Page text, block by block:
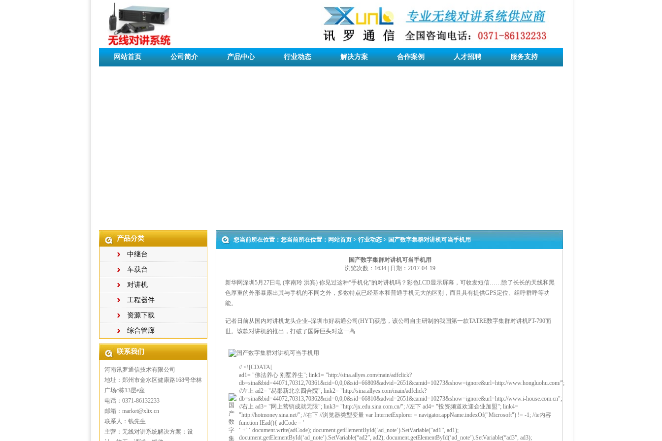
网站首页 公司简介 产品中心 行业动态 解决方案 合作案例 人才招聘 服务支持
产品分类
中继台
车载台
对讲机
工程器件
资源下载
综合管廊
联系我们
河南讯罗通信技术有限公司
地址：郑州市金水区健康路168号华林
广场c栋13层e座
电话：0371-86132233
邮箱：market@xltx.cn
联系人：钱先生
主营：无线对讲系统解决方案：设
您当前所在位置：您当前所在位置：网站首页>行业动态> 国产数字集群对讲机可当手机用
国产数字集群对讲机可当手机用
浏览次数：1634 | 日期：2017-04-19
新华网深圳5月27日电 (李南玲 洪宾) 你见过这种“手机化”的对讲机吗？彩色LCD显示屏幕，可收发短信……除了长长的天线和黑
色厚重的外形暴露出其与手机的不同之外，多数特点已经基本和普通手机无大的区别，而且具有提供GPS定位、组呼群呼等功
能。
记者日前从国内对讲机龙头企业–深圳市好易通公司(HYT)获悉，该公司自主研制的我国第一款TATRE数字集群对讲机PT-790面
世。该款对讲机的推出，打破了国际巨头对这一高
// <![CDATA[
ad1= "佛法养心 别墅养生"; link1= "http://sina.allyes.com/main/adfclick?
db=sina&bid=44071,70312,70361&cid=0,0,0&sid=66809&advid=2651&camid=10273&show=ignore&url=http://www.hongluohu.com/";
//左上 ad2= "易郡新北京四合院"; link2= "http://sina.allyes.com/main/adfclick?
db=sina&bid=44072,70313,70362&cid=0,0,0&sid=66810&advid=2651&camid=10273&show=ignore&url=http://www.i-house.com.cn";
//右上 ad3= "网上营销成就无限"; link3= "http://jx.edu.sina.com.cn/"; //左下 ad4= "投资频道欢迎企业加盟"; link4=
"http://hotmoney.sina.net/"; //右下 //浏览器类型变量 var InternetExplorer = navigator.appName.indexOf("Microsoft") != -1; //ie内容
function IEad(){ adCode = '
‘ +’ ‘ document.write(adCode); document.getElementById(‘ad_note’).SetVariable(“ad1”, ad1);
document.getElementById(‘ad_note’).SetVariable(“ad2”, ad2); document.getElementById(‘ad_note’).SetVariable(“ad3”, ad3);